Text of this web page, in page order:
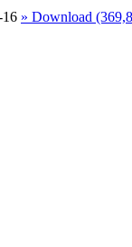
16 » Download